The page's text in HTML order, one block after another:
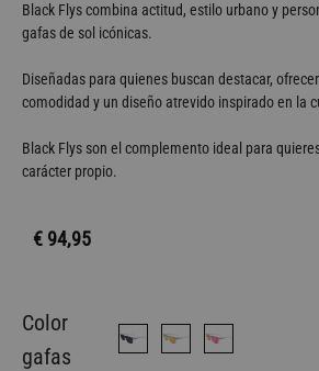
Black Flys combina actitud, estilo urbano y
gafas de sol icónicas.
Diseñadas para quienes buscan destacar,
comodidad y un diseño atrevido inspirado en la
Black Flys son el complemento ideal para
carácter propio.
€ 94,95
Color
gafas